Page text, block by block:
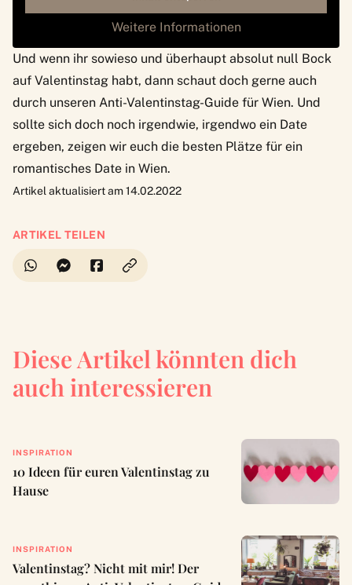
Weitere Informationen
Und wenn ihr sowieso und überhaupt absolut null Bock
auf Valentinstag habt, dann schaut doch gerne auch
durch unseren Anti-Valentinstag-Guide für Wien. Und
sollte sich doch noch irgendwie, irgendwo ein Date
ergeben, zeigen wir euch die besten Plätze für ein
romantisches Date in Wien.
Artikel aktualisiert am 14.02.2022
ARTIKEL TEILEN
Diese Artikel könnten dich
auch interessieren
INSPIRATION
10 Ideen für euren Valentinstag zu
Hause
INSPIRATION
Valentinstag? Nicht mit mir! Der